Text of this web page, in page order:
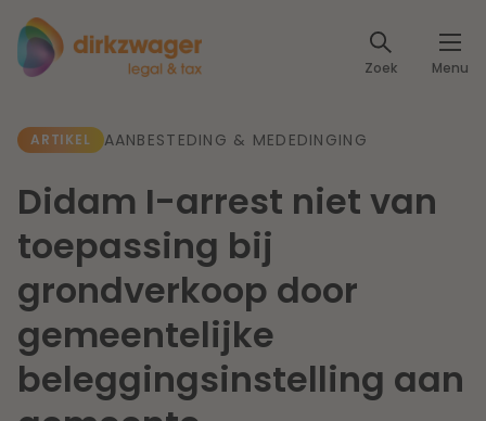
Zoek Menu
Expertises
Fiscaal
Arbeid & Pensioen
IT & Privacy
Dichtbij een toekomstbestendige zorg
Artikelen
Klantcases
Events
Specialisten
Over ons
ARTIKEL AANBESTEDING & MEDEDINGING
Didam I-arrest niet van
toepassing bij
grondverkoop door
gemeentelijke
beleggingsinstelling aan